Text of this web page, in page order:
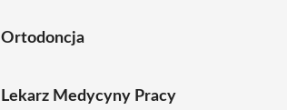
Ortodoncja
Lekarz Medycyny Pracy